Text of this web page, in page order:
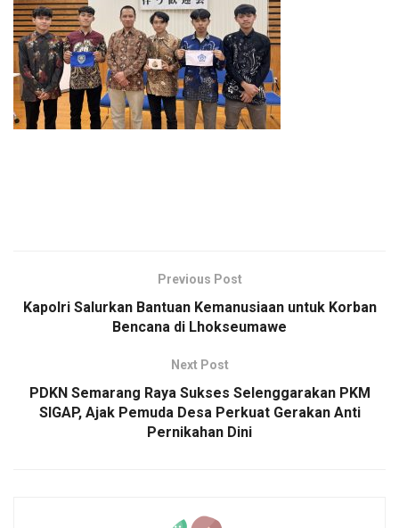
Previous Post
Kapolri Salurkan Bantuan Kemanusiaan untuk Korban
Bencana di Lhokseumawe
Next Post
PDKN Semarang Raya Sukses Selenggarakan PKM
SIGAP, Ajak Pemuda Desa Perkuat Gerakan Anti
Pernikahan Dini